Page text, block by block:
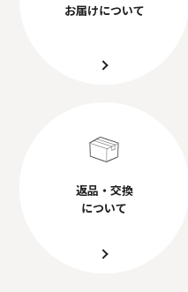
お届けについて
返品・交換
について